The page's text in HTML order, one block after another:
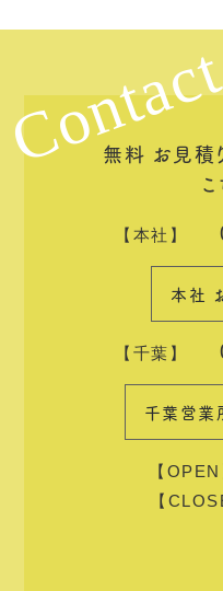
無料 お見積
【本社】
本社
【千葉】
千葉営業
【
【